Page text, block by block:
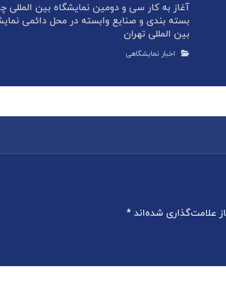
آغاز به کار سی و دومین نمایشگاه بین المللی
بسته بندی و صنایع وابسته در محل دائمی
بین المللی تهران
اخبار نمایشگاهی
علامت‌گذاری شده‌اند *